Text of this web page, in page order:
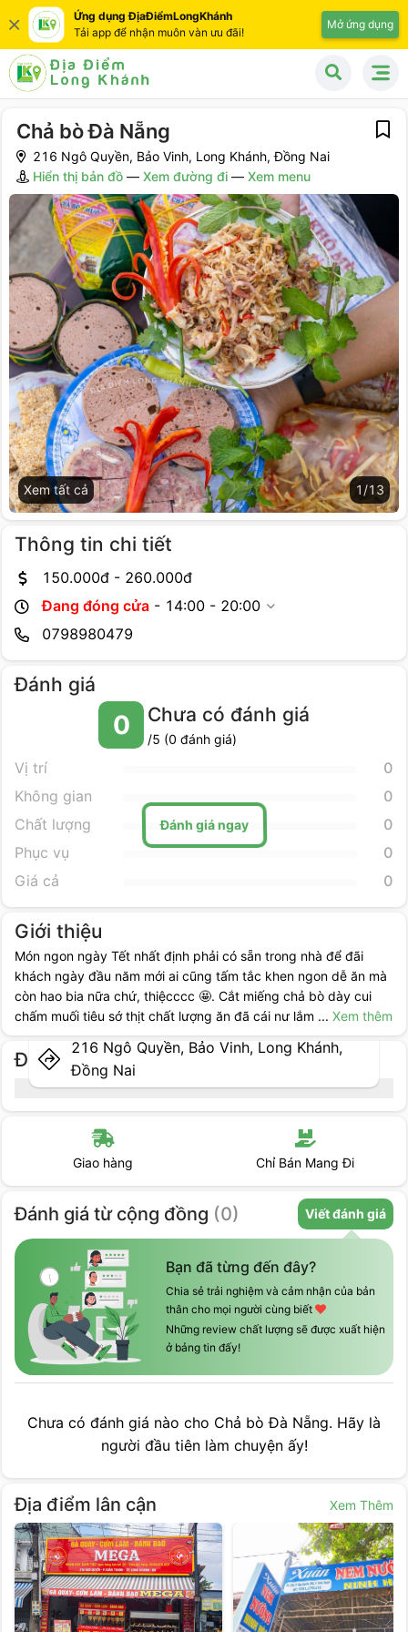
Ứng dụng ĐịaĐiểmLongKhánh
Tải app để nhận muôn vàn ưu đãi!
Mở ứng dụng
Chả bò Đà Nẵng
216 Ngô Quyền, Bảo Vinh, Long Khánh, Đồng Nai
Hiển thị bản đồ — Xem đường đi — Xem menu
Xem tất cả 1 /13
Đánh giá
0 Chưa có đánh giá
/5 (0 đánh giá)
Đánh giá ngay
Vị trí
0
Không gian
0
Chất lượng
0
Phục vụ
0
Giá cả
0
Thông tin chi tiết
150.000đ - 260.000đ
Đang đóng cửa - 14:00 - 20:00
0798980479
Giới thiệu
Món ngon ngày Tết nhất định phải có sẵn trong nhà để đãi
khách ngày đầu năm mới ai cũng tấm tắc khen ngon dễ ăn mà
còn hao bia nữa chứ, thiệcccc 🤩. Cắt miếng chả bò dày cui
chấm muối tiêu sớ thịt chất lượng ăn đã cái nư lắm ... Xem thêm
Địa điểm cụ thể
216 Ngô Quyền, Bảo Vinh, Long Khánh,
Đồng Nai
Giao hàng Chỉ Bán Mang Đi
Đánh giá từ cộng đồng (0) Viết đánh giá
Bạn đã từng đến đây?
Chia sẻ trải nghiệm và cảm nhận của bản
thân cho mọi người cùng biết
Những review chất lượng sẽ được xuất hiện
ở bảng tin đấy!
Chưa có đánh giá nào cho Chả bò Đà Nẵng. Hãy là
người đầu tiên làm chuyện ấy!
Địa điểm lân cận Xem Thêm